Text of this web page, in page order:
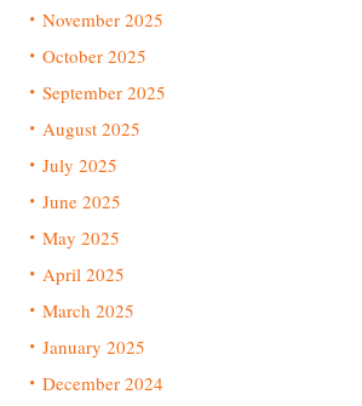
November 2025
October 2025
September 2025
August 2025
July 2025
June 2025
May 2025
April 2025
March 2025
January 2025
December 2024